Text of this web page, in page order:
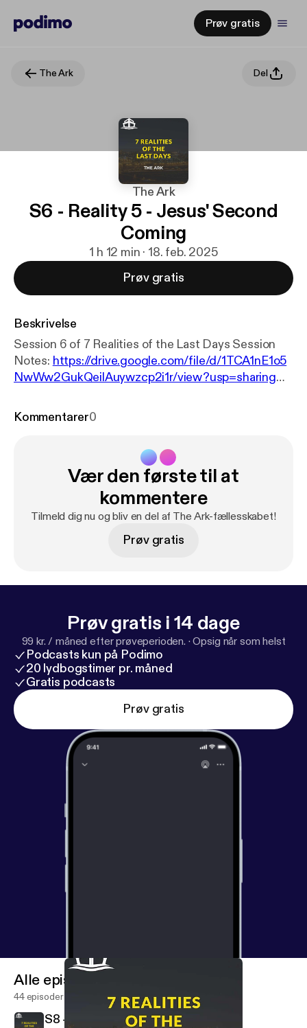
Prøv gratis
The Ark Del
The Ark
S6 - Reality 5 - Jesus' Second
Coming
1 h 12 min · 18. feb. 2025
Prøv gratis
Beskrivelse
Session 6 of 7 Realities of the Last Days Session
Notes: https://drive.google.com/file/d/1TCA1nE1o5
NwWw2GukQeilAuywzcp2i1r/view?usp=sharing
k.org/7realities-last-days/
Kommentarer0
Vær den første til at
kommentere
Tilmeld dig nu og bliv en del af The Ark-fællesskabet!
Prøv gratis
Prøv gratis i 14 dage
99 kr. / måned efter prøveperioden. ·Opsig når som helst
Podcasts kun på Podimo
20 lydbogstimer pr. måned
Gratis podcasts
Prøv gratis
Alle episoder
44 episoder
S8 - Reality 7 - Messianic Kingdom